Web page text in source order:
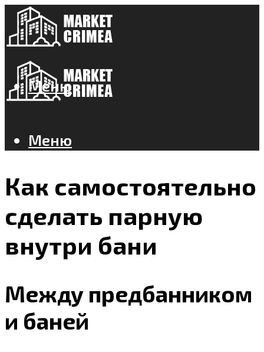
Меню
Меню
Как самостоятельно
сделать парную
внутри бани
Между предбанником
и баней